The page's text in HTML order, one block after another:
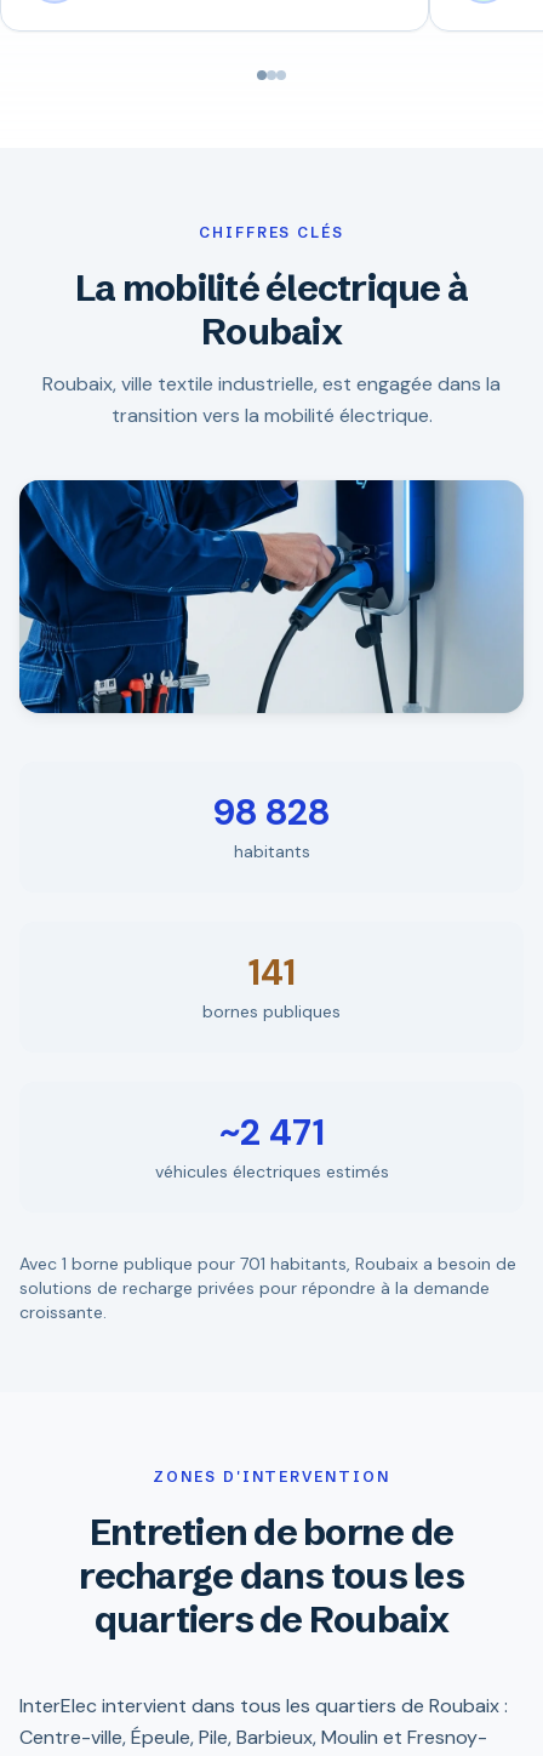
CHIFFRES CLÉS
La mobilité électrique à
Roubaix
Roubaix, ville textile industrielle, est engagée dans la
transition vers la mobilité électrique.
98 828
habitants
141
bornes publiques
~2 471
véhicules électriques estimés
Avec 1 borne publique pour 701 habitants, Roubaix a besoin de
solutions de recharge privées pour répondre à la demande
croissante.
ZONES D'INTERVENTION
Entretien de borne de
recharge dans tous les
quartiers de Roubaix
InterElec intervient dans tous les quartiers de Roubaix :
Centre-ville, Épeule, Pile, Barbieux, Moulin et Fresnoy-